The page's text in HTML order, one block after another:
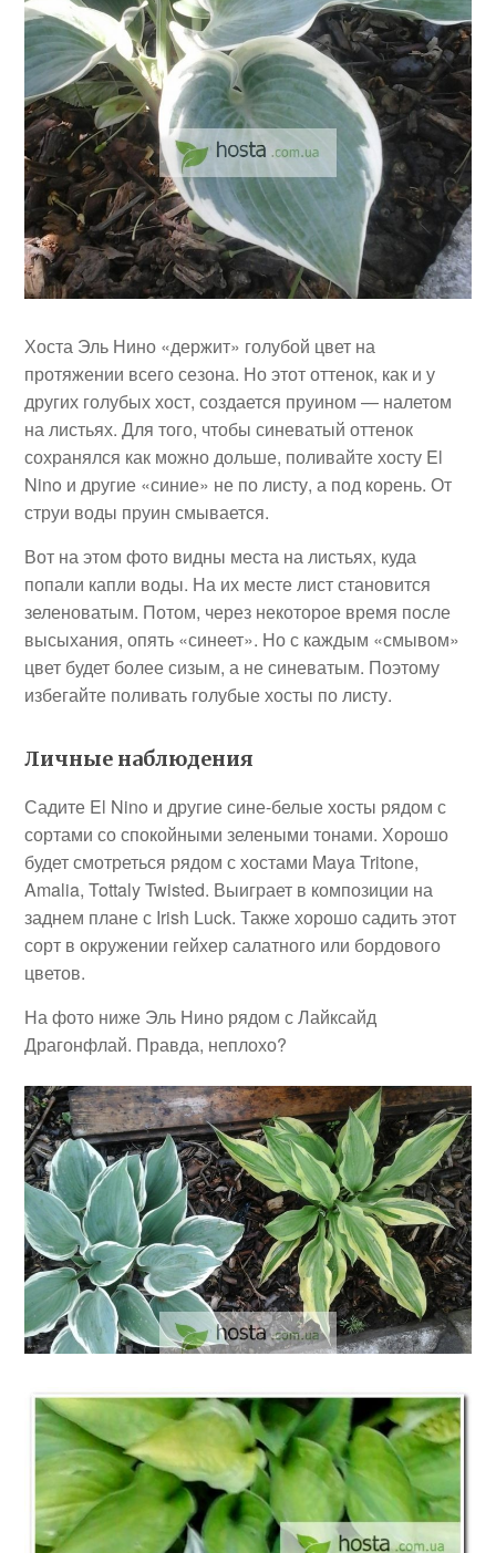
Хоста Эль Нино «держит» голубой цвет на
протяжении всего сезона. Но этот оттенок, как и у
других голубых хост, создается пруином — налетом
на листьях. Для того, чтобы синеватый оттенок
сохранялся как можно дольше, поливайте хосту El
Nino и другие «синие» не по листу, а под корень. От
струи воды пруин смывается.
Вот на этом фото видны места на листьях, куда
попали капли воды. На их месте лист становится
зеленоватым. Потом, через некоторое время после
высыхания, опять «синеет». Но с каждым «смывом»
цвет будет более сизым, а не синеватым. Поэтому
избегайте поливать голубые хосты по листу.
Личные наблюдения
Садите El Nino и другие сине-белые хосты рядом с
сортами со спокойными зелеными тонами. Хорошо
будет смотреться рядом с хостами Maya Tritone,
Amalia, Tottaly Twisted. Выиграет в композиции на
заднем плане с Irish Luck. Также хорошо садить этот
сорт в окружении гейхер салатного или бордового
цветов.
На фото ниже Эль Нино рядом с Лайксайд
Драгонфлай. Правда, неплохо?